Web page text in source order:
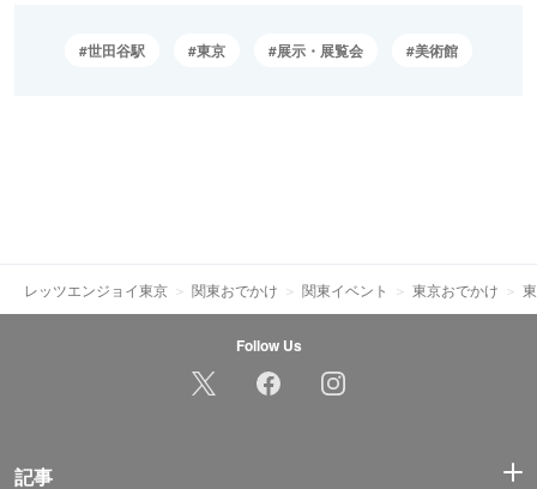
世田谷駅 東京 展示・展覧会 美術館
レッツエンジョイ東京 関東おでかけ 関東イベント 東京おでかけ
Follow Us
記事